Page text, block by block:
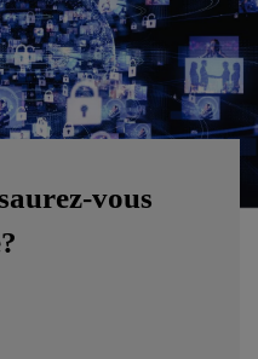
vous